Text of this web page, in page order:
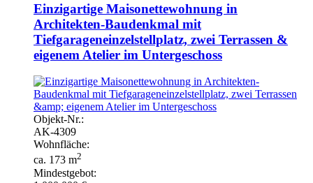
Einzigartige Maisonettewohnung in
Architekten-Baudenkmal mit
Tiefgarageneinzelstellplatz, zwei Terrassen &
eigenem Atelier im Untergeschoss
Objekt-Nr.:
AK-4309
Wohnfläche:
ca. 173 m2
Mindestgebot: